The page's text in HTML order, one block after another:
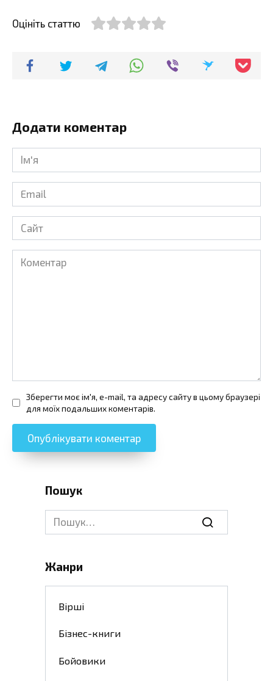
Оцініть статтю
Додати коментар
Ім'я
Email
Сайт
Коментар
Зберегти моє ім'я, e-mail, та адресу сайту в цьому браузері
для моїх подальших коментарів.
Пошук
Search
for:
Жанри
Вірші
Бізнес-книги
Бойовики